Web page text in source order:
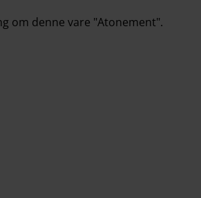
om denne vare "Atonement".